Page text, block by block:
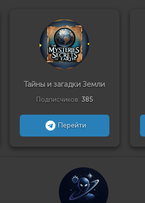
Тайны и загадки Земли
Подписчиков: 385
Перейти